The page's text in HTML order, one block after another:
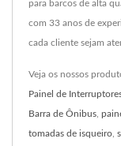
para barcos de alta
com 33 anos de
cada cliente sejam
Veja os nossos
Painel de
Barra de Ônibus
tomadas de isqueiro